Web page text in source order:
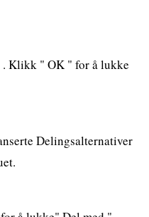
Klikk " OK " for å lukke
Delingsalternativer